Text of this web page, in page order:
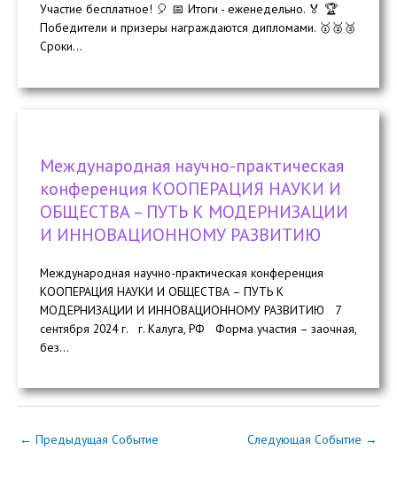
Участие бесплатное! 🎈 📅 Итоги - еженедельно. 🏅 🏆
Победители и призеры награждаются дипломами. 🥇🥈🥉
Сроки...
Международная научно-практическая
конференция КООПЕРАЦИЯ НАУКИ И
ОБЩЕСТВА – ПУТЬ К МОДЕРНИЗАЦИИ
И ИННОВАЦИОННОМУ РАЗВИТИЮ
Международная научно-практическая конференция
КООПЕРАЦИЯ НАУКИ И ОБЩЕСТВА – ПУТЬ К
МОДЕРНИЗАЦИИ И ИННОВАЦИОННОМУ РАЗВИТИЮ 7
сентября 2024 г. г. Калуга, РФ Форма участия – заочная,
без...
← Предыдущая Событие Следующая Событие →